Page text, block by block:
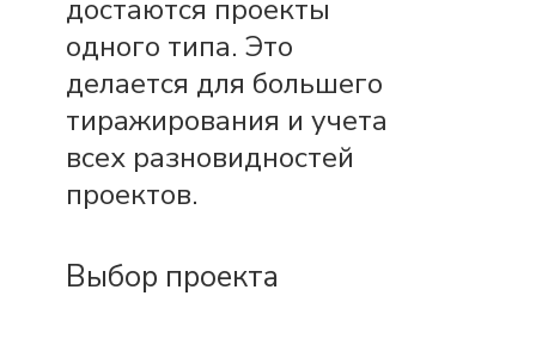
достаются проекты
одного типа. Это
делается для большего
тиражирования и учета
всех разновидностей
проектов.
Выбор проекта